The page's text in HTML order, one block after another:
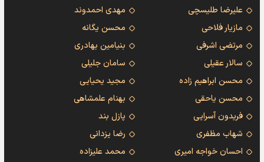
علیرضا طلیسچی
مهدی احمدوند
مازیار فلاحی
محسن یگانه
مرتضی اشرفی
بنیامین بهادری
سالار عقیلی
سامان جلیلی
محسن ابراهیم زاده
مجید یحیایی
محسن یاحقی
بهنام علمشاهی
فریدون آسرایی
پازل بند
شهاب مظفری
رضا یزدانی
احسان خواجه امیری
محمد علیزاده